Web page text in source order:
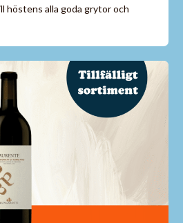
höstens alla goda grytor och